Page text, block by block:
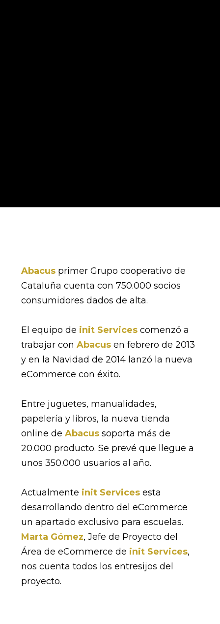
Abacusprimer Grupo cooperativo de
Cataluña cuenta con 750.000 socios
consumidores dados de alta.
El equipo de init Servicescomenzó a
trabajar con Abacusen febrero de 2013
y en la Navidad de 2014 lanzó la nueva
eCommerce con éxito.
Entre juguetes, manualidades,
papelería y libros, la nueva tienda
online de Abacussoporta más de
20.000 producto. Se prevé que llegue a
unos 350.000 usuarios al año.
Actualmente init Services esta
desarrollando dentro del eCommerce
un apartado exclusivo para escuelas.
Marta Gómez, Jefe de Proyecto del
Área de eCommerce de init Services,
nos cuenta todos los entresijos del
proyecto.